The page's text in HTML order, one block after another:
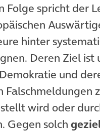
Folge spricht der
hinter
Deren Ziel
und
Falschmeldungen
wird oder
Gegen solch